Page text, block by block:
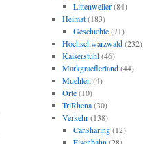
Littenweiler(84)
Heimat(183)
Geschichte(71)
Hochschwarzwald(232)
Kaiserstuhl(46)
Markgraeflerland(44)
Muehlen (4)
Orte(10)
TriRhena(30)
Verkehr(138)
CarSharing(12)